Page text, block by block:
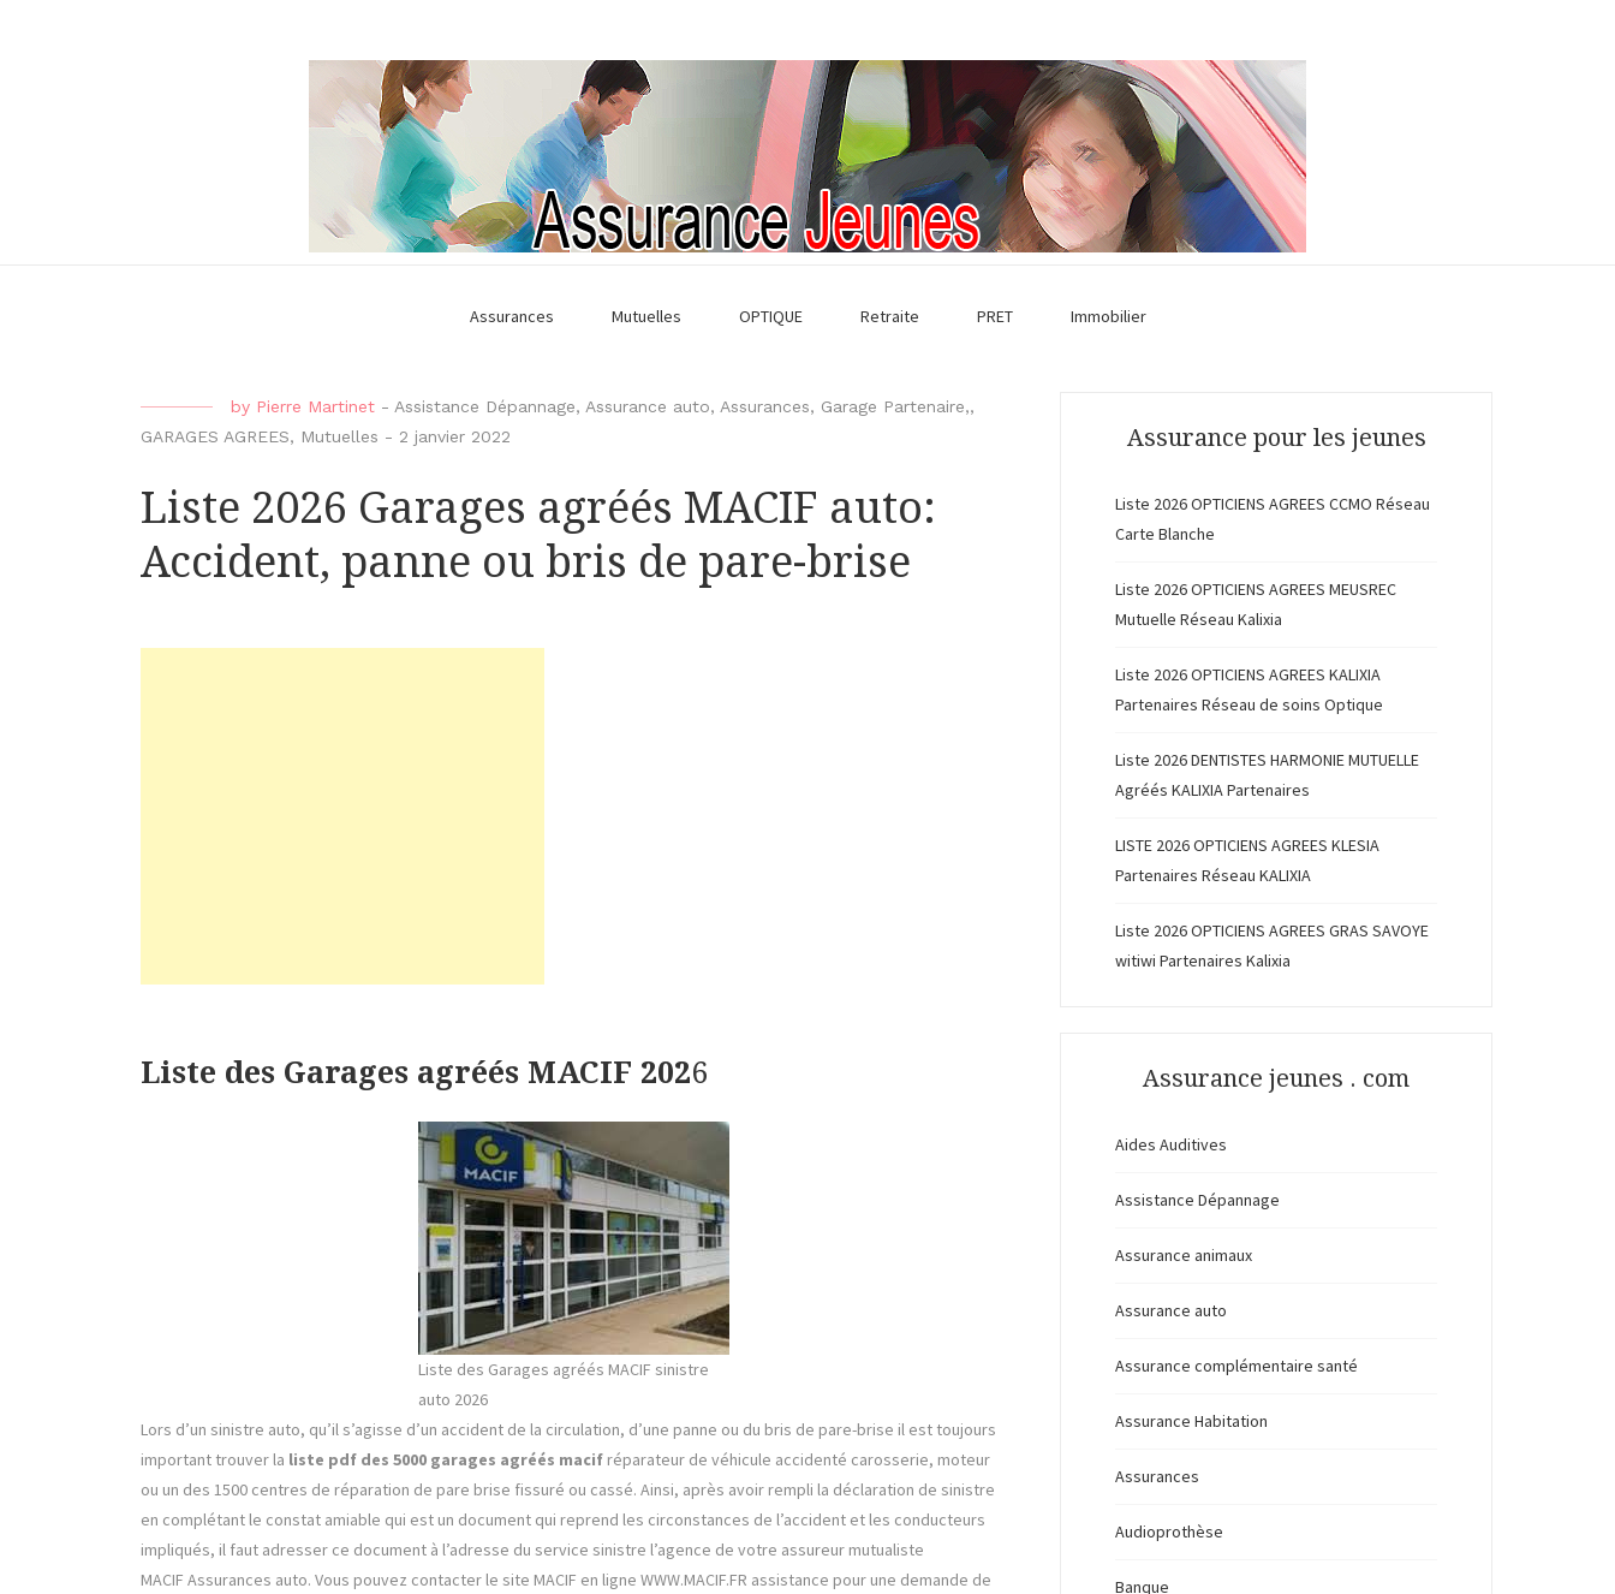
Assurances Mutuelles OPTIQUE Retraite PRET Immobilier
by Pierre Martinet - Assistance Dépannage, Assurance auto, Assurances, Garage Partenaire,,
GARAGES AGREES, Mutuelles - 2 janvier 2022
Liste 2026 Garages agréés MACIF auto:
Accident, panne ou bris de pare-brise
Liste des Garages agréés MACIF 2026
Liste des Garages agréés MACIF sinistre
auto 2026
Lors d’un sinistre auto, qu’il s’agisse d’un accident de la circulation, d’une panne ou du bris de pare-brise il est toujours
important trouver la liste pdf des 5000 garages agréés macif réparateur de véhicule accidenté carosserie, moteur
ou un des 1500 centres de réparation de pare brise fissuré ou cassé. Ainsi, après avoir rempli la déclaration de sinistre
en complétant le constat amiable qui est un document qui reprend les circonstances de l’accident et les conducteurs
impliqués, il faut adresser ce document à l’adresse du service sinistre l’agence de votre assureur mutualiste
MACIF Assurances auto. Vous pouvez contacter le site MACIF en ligne WWW.MACIF.FR assistance pour une demande de
Assurance pour les jeunes
Liste 2026 OPTICIENS AGREES CCMO Réseau
Carte Blanche
Liste 2026 OPTICIENS AGREES MEUSREC
Mutuelle Réseau Kalixia
Liste 2026 OPTICIENS AGREES KALIXIA
Partenaires Réseau de soins Optique
Liste 2026 DENTISTES HARMONIE MUTUELLE
Agréés KALIXIA Partenaires
LISTE 2026 OPTICIENS AGREES KLESIA
Partenaires Réseau KALIXIA
Liste 2026 OPTICIENS AGREES GRAS SAVOYE
witiwi Partenaires Kalixia
Assurance jeunes . com
Aides Auditives
Assistance Dépannage
Assurance animaux
Assurance auto
Assurance complémentaire santé
Assurance Habitation
Assurances
Audioprothèse
Banque